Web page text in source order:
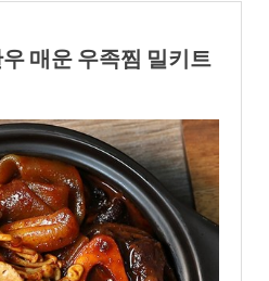
매운 우족찜 밀키트